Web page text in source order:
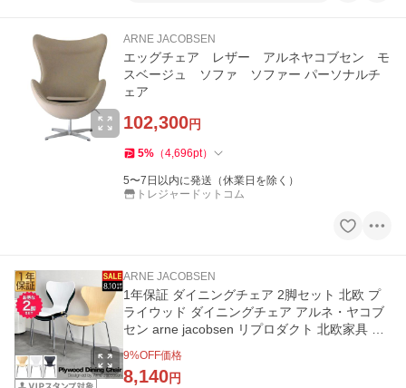
ARNE JACOBSEN
エッグチェア レザー アルネヤコブセン モ
スベージュ ソファ ソファー パーソナルチ
ェア
102,300円
5% （4,696pt）
5〜7日以内に発送（休業日を除く）
トレジャードットコム
ARNE JACOBSEN
1年保証 ダイニングチェア 2脚セット 北欧 プ
ライウッド ダイニングチェア アルネ・ヤコブ
セン arne jacobsen リプロダクト 北欧家具 木
9%OFF価格
8,140円